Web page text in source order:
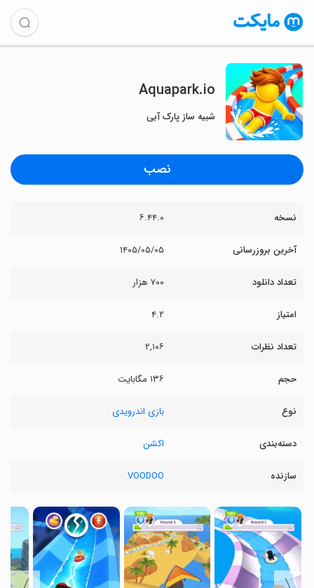
Aquapark.io
شبیه ساز پارک آبی
نصب
نسخه ۶.۴۴.۰
آخرین بروزرسانی ۱۴۰۵/۰۵/۰۵
تعداد دانلود ۷۰۰ هزار
امتیاز ۴.۲
تعداد نظرات ۲,۱۰۶
حجم ۱۳۶ مگابایت
نوع بازی اندرویدی
دسته‌بندی اکشن
سازنده VOODOO